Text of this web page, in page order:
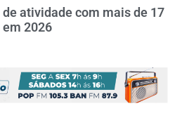
de atividade com mais de 17
2026